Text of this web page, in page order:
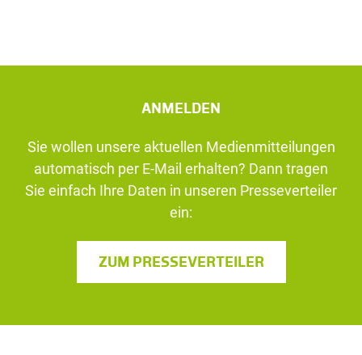
ANMELDEN
Sie wollen unsere aktuellen Medienmitteilungen
automatisch per E-Mail erhalten? Dann tragen
Sie einfach Ihre Daten in unseren Presseverteiler
ein:
ZUM PRESSEVERTEILER